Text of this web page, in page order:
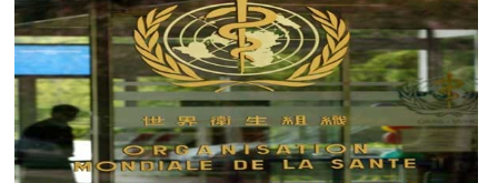
سياحة
وسفر
ديكور
أخبار